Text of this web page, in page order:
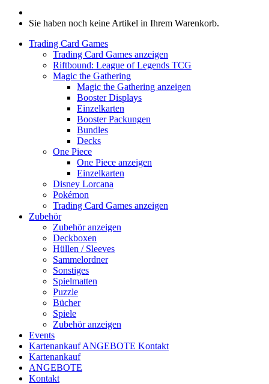
Sie haben noch keine Artikel in Ihrem Warenkorb.
Trading Card Games
Trading Card Games anzeigen
Riftbound: League of Legends TCG
Magic the Gathering
Magic the Gathering anzeigen
Booster Displays
Einzelkarten
Booster Packungen
Bundles
Decks
One Piece
One Piece anzeigen
Einzelkarten
Disney Lorcana
Pokémon
Trading Card Games anzeigen
Zubehör
Zubehör anzeigen
Deckboxen
Hüllen / Sleeves
Sammelordner
Sonstiges
Spielmatten
Puzzle
Bücher
Spiele
Zubehör anzeigen
Events
KartenankaufANGEBOTE Kontakt
Kartenankauf
ANGEBOTE
Kontakt